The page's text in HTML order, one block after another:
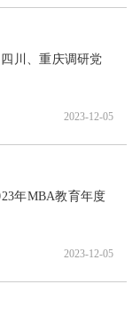
2023-12-05
2023-12-05